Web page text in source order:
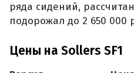
ряда сидений,
подорожал до 2 650 000
Цены на Sollers SF1